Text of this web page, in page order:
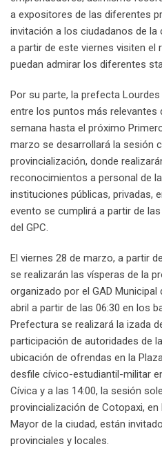
a expositores de las diferentes
invitación a los ciudadanos de la
a partir de este viernes visiten el
puedan admirar los diferentes
Por su parte, la prefecta
entre los puntos más relevantes
semana hasta el próximo
marzo se desarrollará la sesión
provincialización, donde
reconocimientos a personal de
instituciones públicas, privadas,
evento se cumplirá a partir de
del GPC.
El viernes 28 de marzo, a partir
se realizarán las vísperas de la
organizado por el GAD
abril a partir de las 06:30 en los
Prefectura se realizará la izada
participación de autoridades de
ubicación de ofrendas en la
desfile cívico-estudiantil-militar
Cívica y a las 14:00, la sesión
provincialización de Cotopaxi,
Mayor de la ciudad, están
provinciales y locales.